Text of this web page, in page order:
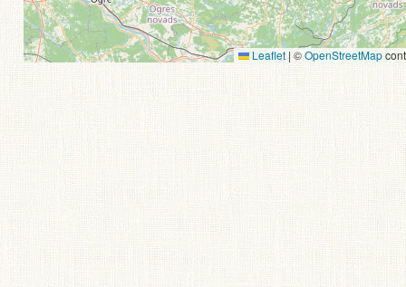
Leaflet |©OpenStreetMap